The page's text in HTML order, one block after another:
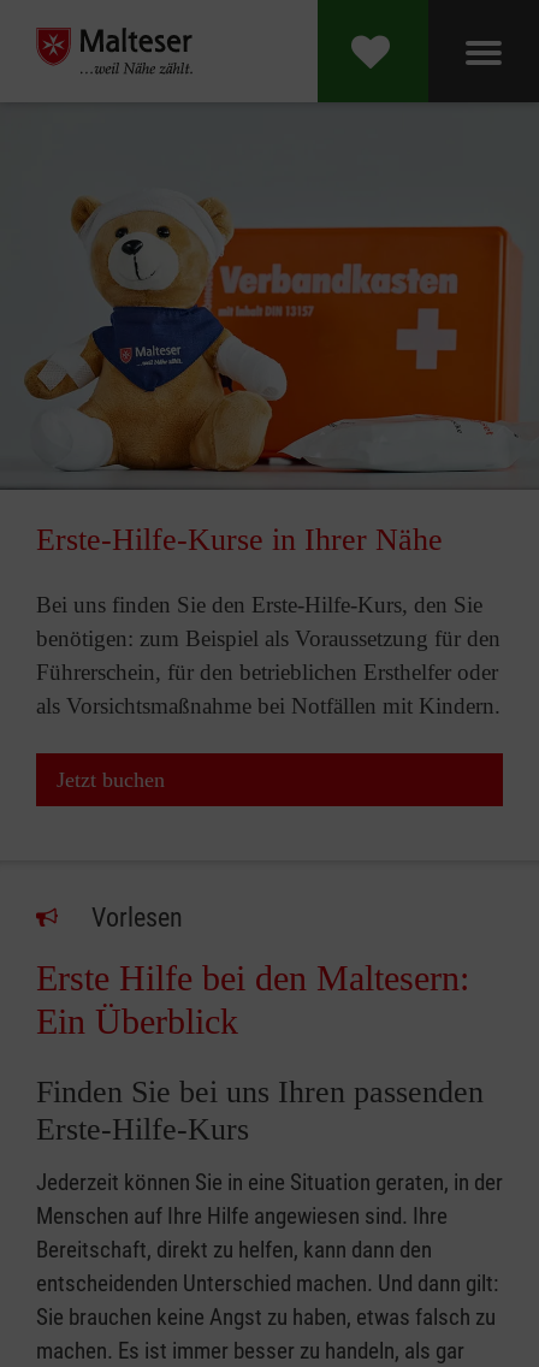
Erste-Hilfe-Kurse in Ihrer Nähe
Bei uns finden Sie den Erste-Hilfe-Kurs, den Sie
benötigen: zum Beispiel als Voraussetzung für den
Führerschein, für den betrieblichen Ersthelfer oder
als Vorsichtsmaßnahme bei Notfällen mit Kindern.
Jetzt buchen
Vorlesen
Erste Hilfe bei den Maltesern:
Ein Überblick
Finden Sie bei uns Ihren passenden
Erste-Hilfe-Kurs
Jederzeit können Sie in eine Situation geraten, in der
Menschen auf Ihre Hilfe angewiesen sind. Ihre
Bereitschaft, direkt zu helfen, kann dann den
entscheidenden Unterschied machen. Und dann gilt:
Sie brauchen keine Angst zu haben, etwas falsch zu
machen. Es ist immer besser zu handeln, als gar